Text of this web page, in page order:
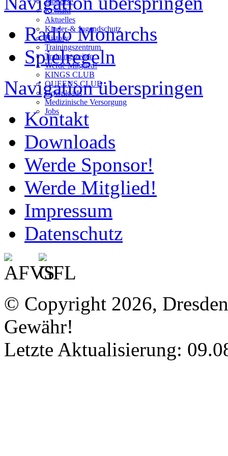
Kontakt
Aktuelles
Kinder-& Jugendschutz
History
Trainingszentrum
Trainingszeiten
Werde Mitglied!
KINGS CLUB
QUEENS CLUB
Downloads
Medizinische Versorgung
Jobs
Radio Monarchs
Spielregeln
Navigation überspringen
Kontakt
Downloads
Werde Sponsor!
Werde Mitglied!
Impressum
Datenschutz
© Copyright 2026,
Gewähr!
Letzte Aktualisierung: